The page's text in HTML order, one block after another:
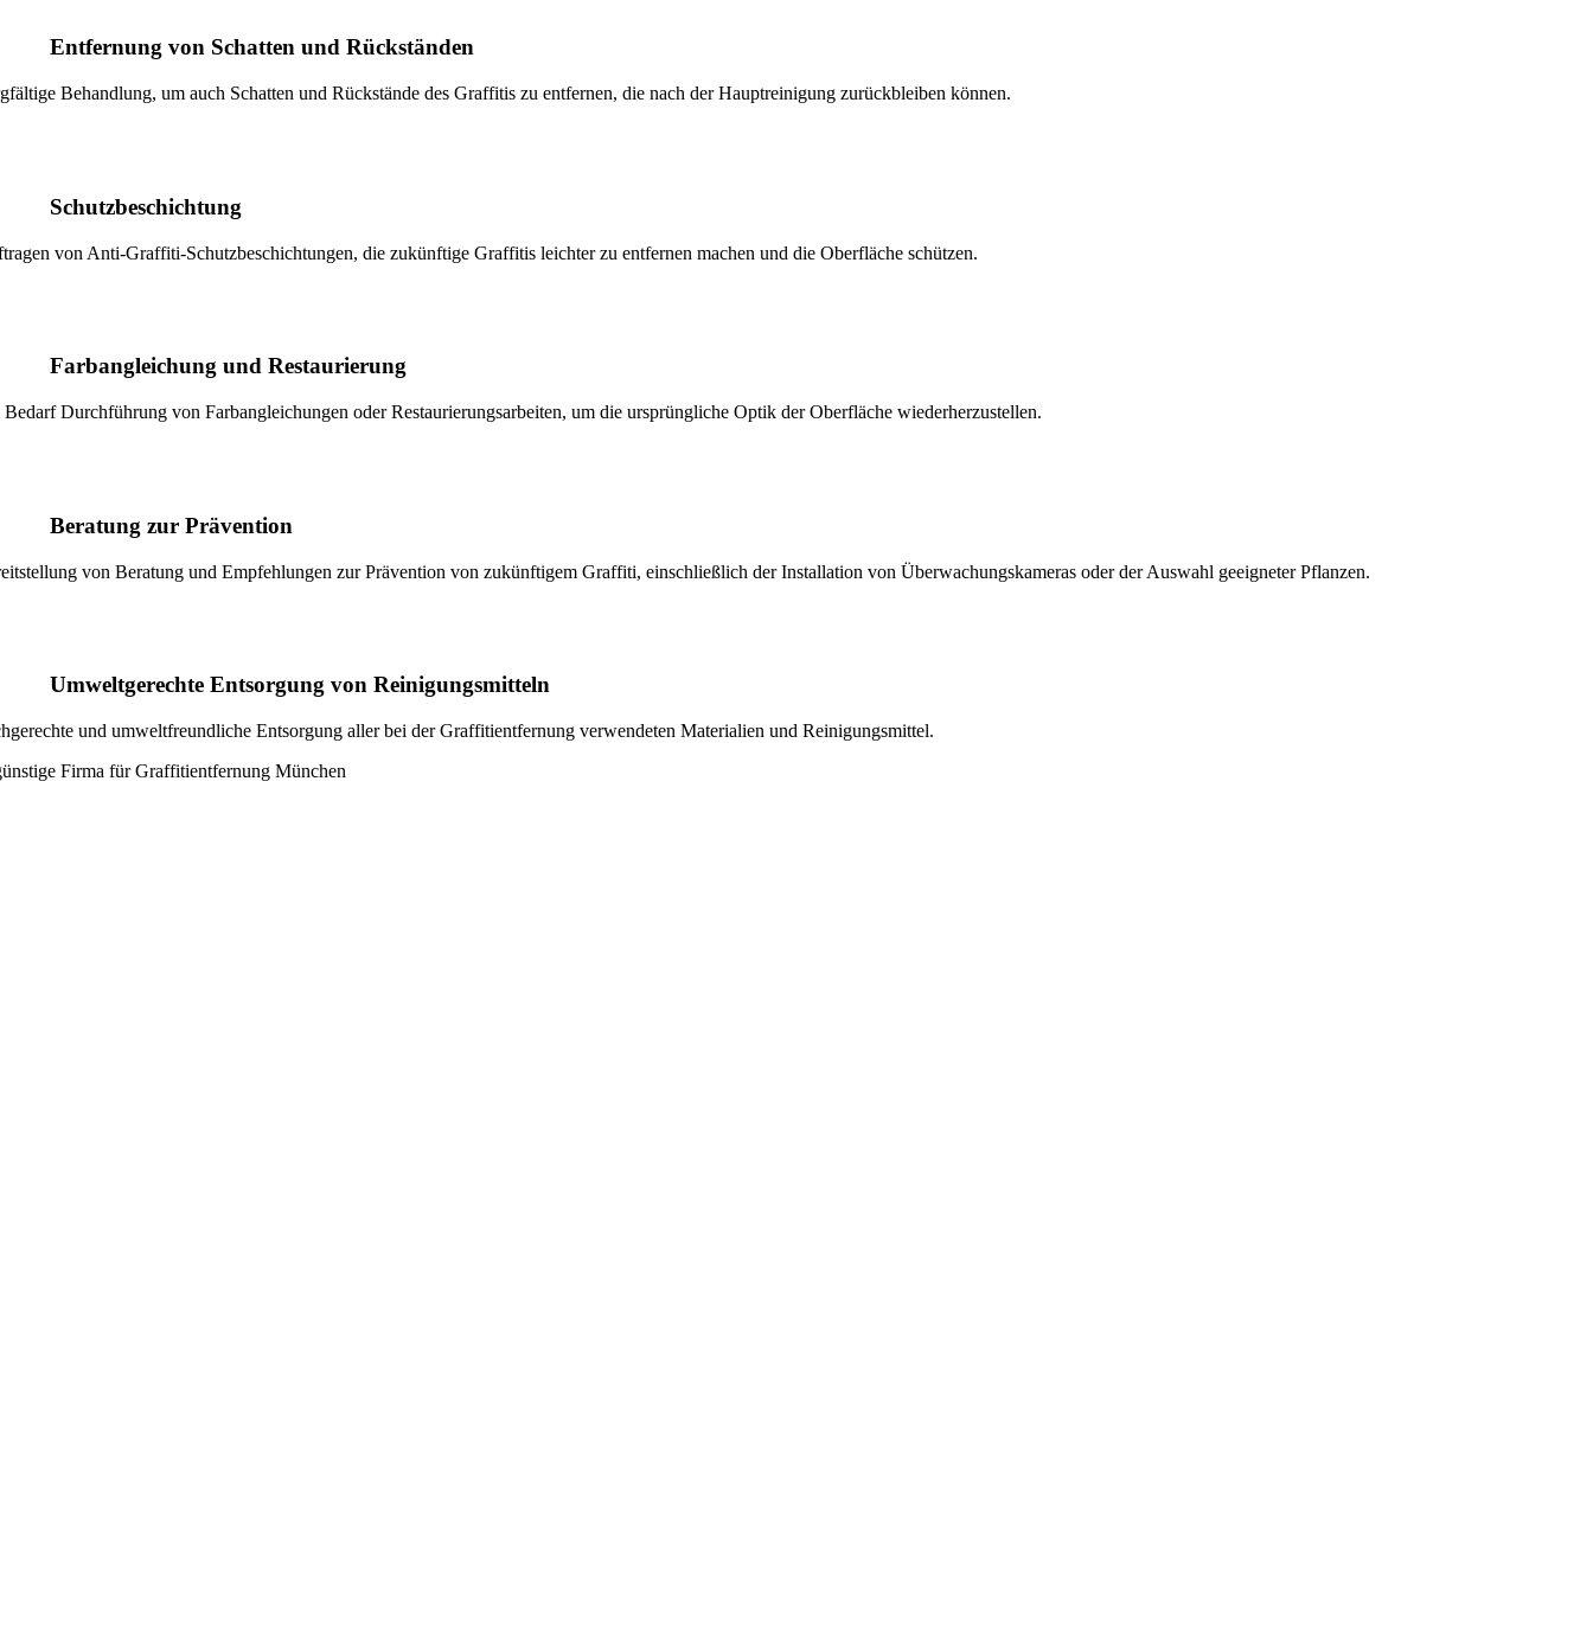
Entfernung von Schatten und Rückständen
Behandlung, um auch Schatten und Rückstände des Graffitis zu entfernen, die nach der Hauptreinigung zurückbleiben können.
Schutzbeschichtung
von Anti-Graffiti-Schutzbeschichtungen, die zukünftige Graffitis leichter zu entfernen machen und die Oberfläche schützen.
Farbangleichung und Restaurierung
Durchführung von Farbangleichungen oder Restaurierungsarbeiten, um die ursprüngliche Optik der Oberfläche wiederherzustellen.
Beratung zur Prävention
von Beratung und Empfehlungen zur Prävention von zukünftigem Graffiti, einschließlich der Installation von Überwachungskameras oder der Auswahl geeigneter Pflanzen.
Umweltgerechte Entsorgung von Reinigungsmitteln
und umweltfreundliche Entsorgung aller bei der Graffitientfernung verwendeten Materialien und Reinigungsmittel.